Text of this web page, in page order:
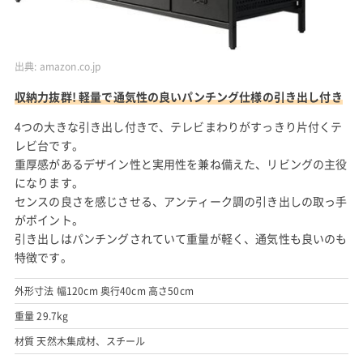
出典: amazon.co.jp
収納力抜群! 軽量で通気性の良いパンチング仕様の引き出し付き
4つの大きな引き出し付きで、テレビまわりがすっきり片付くテ
レビ台です。
重厚感があるデザイン性と実用性を兼ね備えた、リビングの主役
になります。
センスの良さを感じさせる、アンティーク調の引き出しの取っ手
がポイント。
引き出しはパンチングされていて重量が軽く、通気性も良いのも
特徴です。
外形寸法 幅120cm 奥行40cm 高さ50cm
重量 29.7kg
材質 天然木集成材、スチール